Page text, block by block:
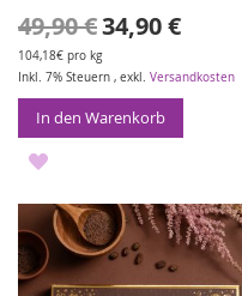
49,90 € Sonderangebot
34,90 €
104,18€ pro kg
Inkl. 7% Steuern , exkl. Versandkosten
In den Warenkorb
WUNSCHLISTE
HINZUFÜGEN